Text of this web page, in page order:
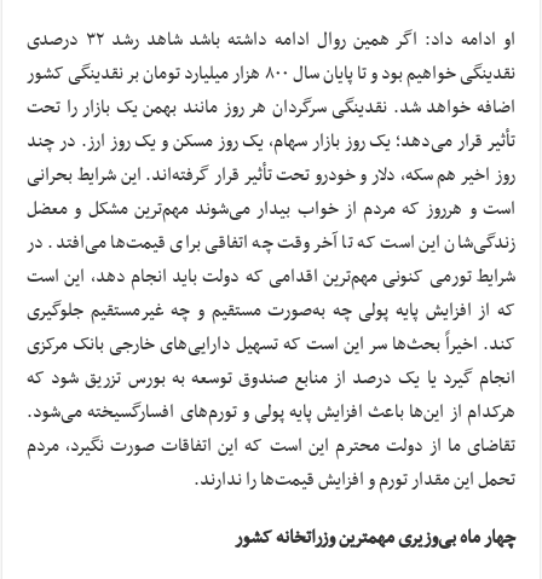
او ادامه داد: اگر همین روال ادامه داشته باشد شاهد رشد ۳۲ درصدی
نقدینگی خواهیم بود و تا پایان سال ۸۰۰ هزار میلیارد تومان بر نقدینگی کشور
اضافه خواهد شد. نقدینگی سرگردان هر روز مانند بهمن یک بازار را تحت
تأثیر قرار می‌دهد؛ یک روز بازار سهام، یک روز مسکن و یک روز ارز. در چند
روز اخیر هم سکه، دلار و خودرو تحت تأثیر قرار گرفته‌اند. این شرایط بحرانی
است و هرروز که مردم از خواب بیدار می‌شوند مهم‌ترین مشکل و معضل
زندگی‌شان این است که تا آخر وقت چه اتفاقی برای قیمت‌ها می‌افتد. در
شرایط تورمی کنونی مهم‌ترین اقدامی که دولت باید انجام دهد، این است
که از افزایش پایه پولی چه به‌صورت مستقیم و چه غیرمستقیم جلوگیری
کند. اخیراً بحث‌ها سر این است که تسهیل دارایی‌های خارجی بانک مرکزی
انجام گیرد یا یک درصد از منابع صندوق توسعه به بورس تزریق شود که
هرکدام از این‌ها باعث افزایش پایه پولی و تورم‌های افسارگسیخته می‌شود.
تقاضای ما از دولت محترم این است که این اتفاقات صورت نگیرد، مردم
تحمل این مقدار تورم و افزایش قیمت‌ها را ندارند.
چهار ماه بی‌وزیری مهمترین وزراتخانه کشور